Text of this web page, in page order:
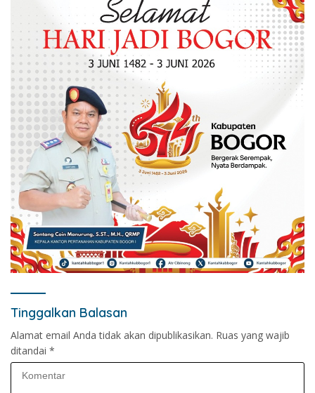
Tinggalkan Balasan
Alamat email Anda tidak akan dipublikasikan. Ruas yang wajib
ditandai *